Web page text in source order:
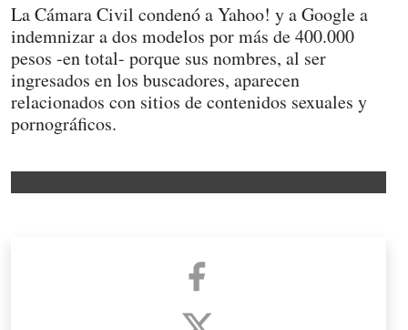
La Cámara Civil condenó a Yahoo! y a Google a
indemnizar a dos modelos por más de 400.000
pesos -en total- porque sus nombres, al ser
ingresados en los buscadores, aparecen
relacionados con sitios de contenidos sexuales y
pornográficos.